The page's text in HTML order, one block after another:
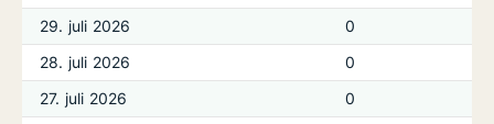
29. juli 2026
0
28. juli 2026
0
27. juli 2026
0